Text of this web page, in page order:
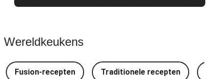
Wereldkeukens
Fusion-recepten Traditionele recepten